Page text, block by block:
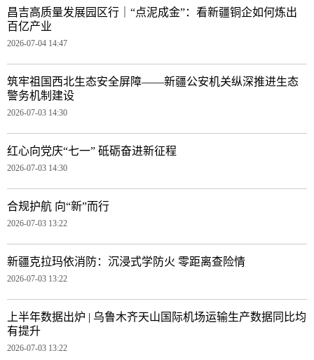
昌吉高质量发展园区行｜“点泥成金”：看新疆铜企如何炼出
百亿产业
2026-07-04 14:47
筑牢祖国西北生态安全屏障——新疆公安机关纵深推进生态
警务机制建设
2026-07-03 14:30
红心向党庆“七一” 砥砺奋进新征程
2026-07-03 14:30
合规护航 向“新”而行
2026-07-03 13:22
新疆克拉玛依消防：沉浸式学防火 零距离查险情
2026-07-03 13:22
上半年数据出炉 | 乌鲁木齐天山国际机场运输生产数据同比均
有提升
2026-07-03 13:22